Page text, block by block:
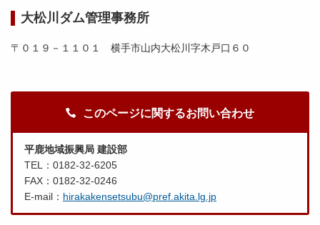
大松川ダム管理事務所
〒０１９－１１０１ 横手市山内大松川字木戸口６０
このページに関するお問い合わせ
平鹿地域振興局 建設部
TEL：0182-32-6205
FAX：0182-32-0246
E-mail： hirakakensetsubu@pref.akita.lg.jp